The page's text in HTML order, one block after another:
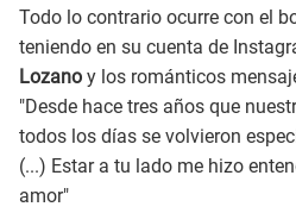
Todo lo contrario ocurre con el
teniendo en su cuenta de
Lozano y los románticos
"Desde hace tres años que
todos los días se volvieron
(...) Estar a tu lado me hizo
amor"